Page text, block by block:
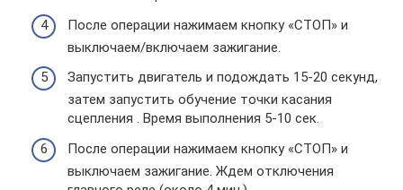
После операции нажимаем кнопку «СТОП» и
выключаем/включаем зажигание.
Запустить двигатель и подождать 15-20 секунд,
затем запустить обучение точки касания
сцепления . Время выполнения 5-10 сек.
После операции нажимаем кнопку «СТОП» и
выключаем зажигание. Ждем отключения